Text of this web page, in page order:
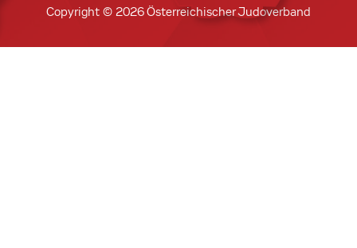
Copyright © 2026 Österreichischer Judoverband